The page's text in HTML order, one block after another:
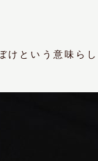
けという意味らし